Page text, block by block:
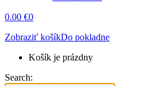
0.00 €0
Zobraziť košíkDo pokladne
Košík je prázdny
Search: